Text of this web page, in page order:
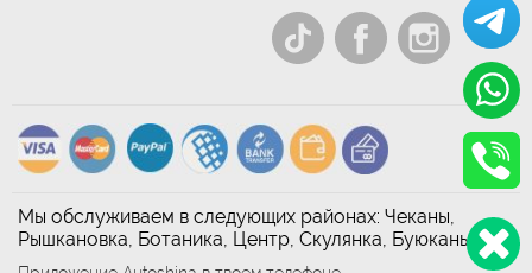
Мы обслуживаем в следующих районах: Чеканы,
Рышкановка, Ботаника, Центр, Скулянка, Буюканы